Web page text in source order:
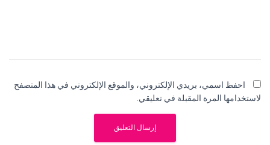
احفظ اسمي، بريدي الإلكتروني، والموقع الإلكتروني في هذا المتصفح
لاستخدامها المرة المقبلة في تعليقي.